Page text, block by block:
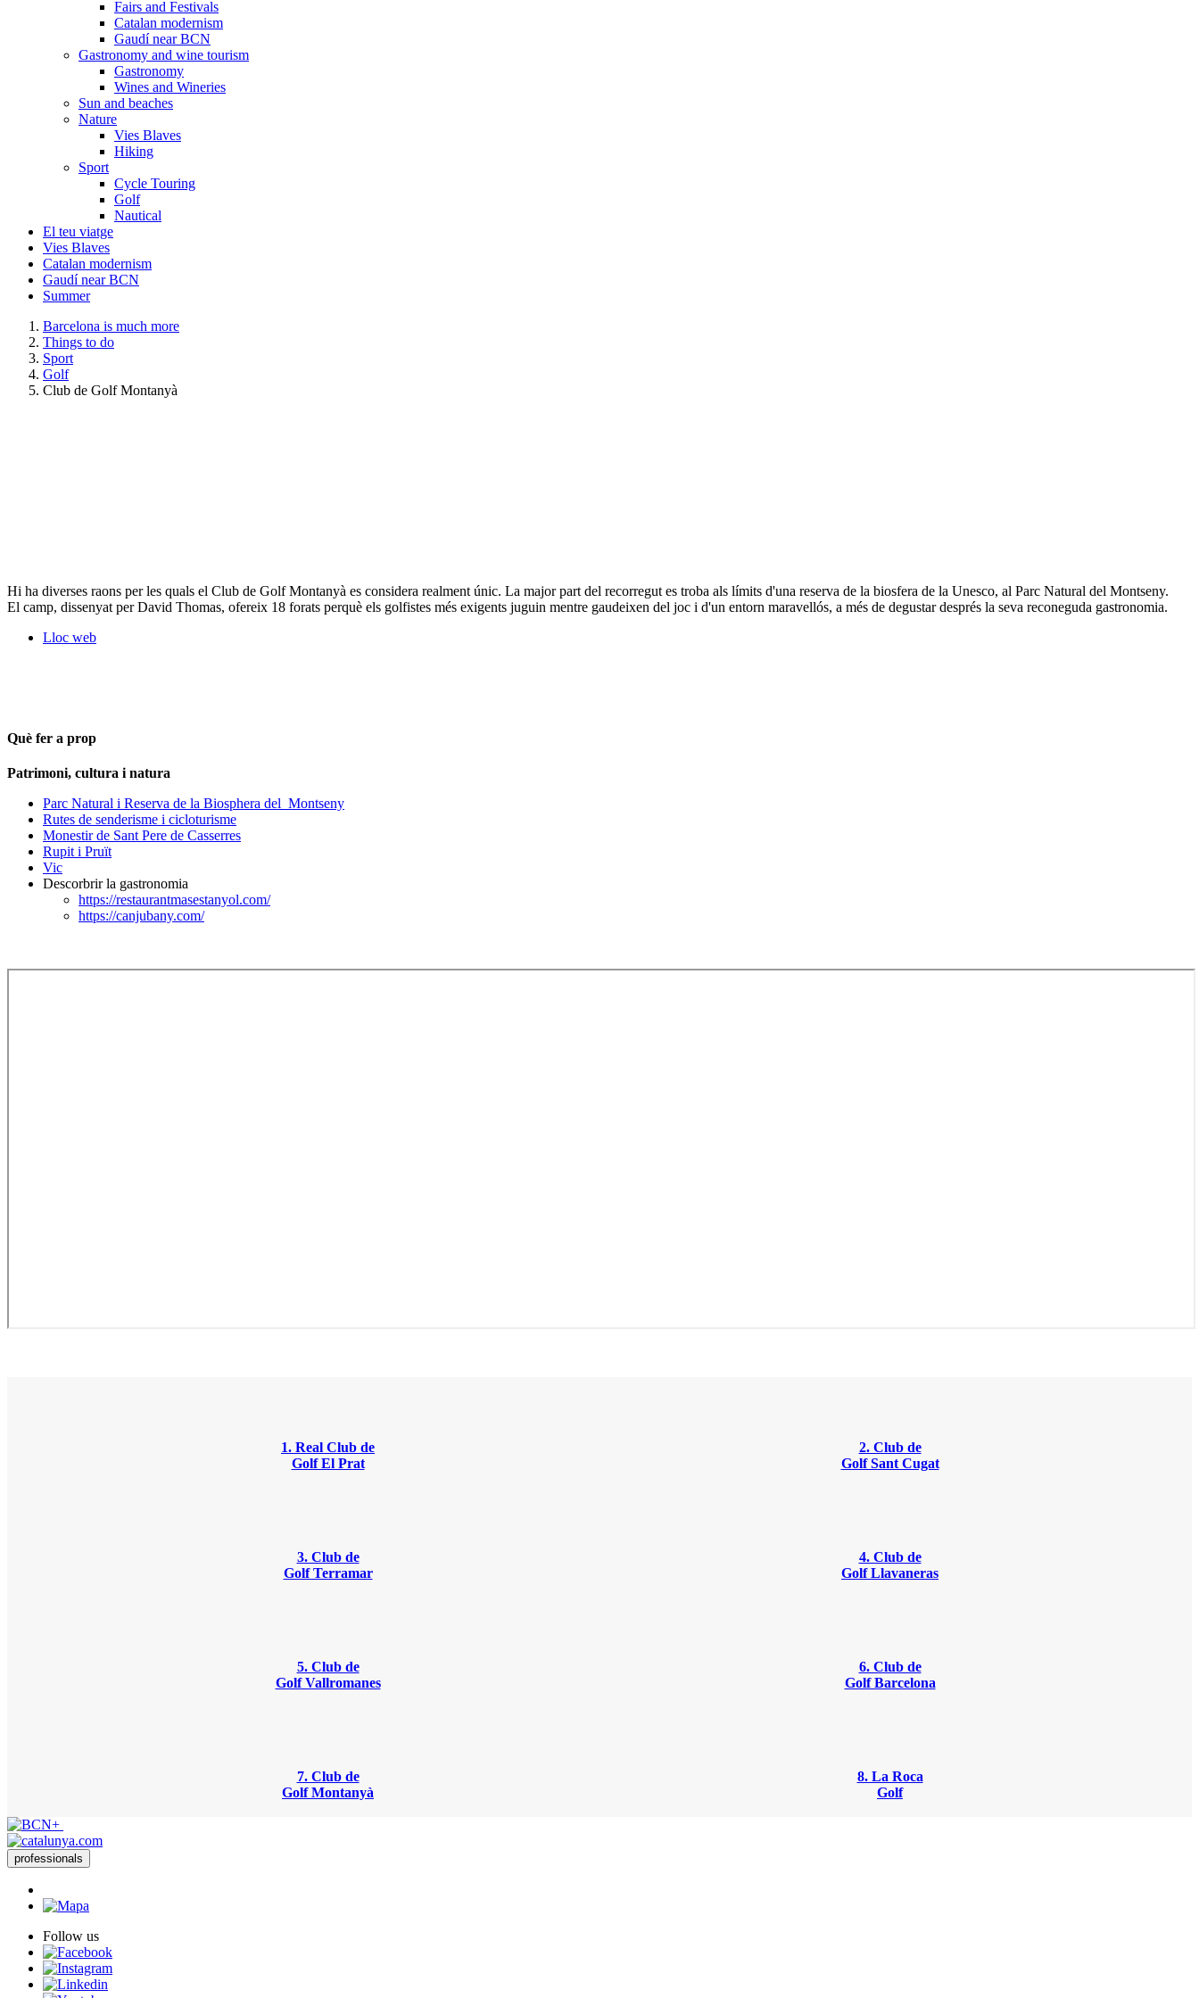
Fairs and Festivals
Catalan modernism
Gaudí near BCN
Gastronomy and wine tourism
Gastronomy
Wines and Wineries
Sun and beaches
Nature
Vies Blaves
Hiking
Sport
Cycle Touring
Golf
Nautical
El teu viatge
Vies Blaves
Catalan modernism
Gaudí near BCN
Summer
Barcelona is much more
Things to do
Sport
Golf
Club de Golf Montanyà
Hi ha diverses raons per les quals el Club de Golf Montanyà es considera realment únic. La major part del recorregut es troba als límits d'una reserva de la biosfera de la Unesco, al Parc Natural del Montseny.
El camp, dissenyat per David Thomas, ofereix 18 forats perquè els golfistes més exigents juguin mentre gaudeixen del joc i d'un entorn maravellós, a més de degustar després la seva reconeguda gastronomia.
Lloc web
Què fer a prop
Patrimoni, cultura i natura
Parc Natural i Reserva de la Biosphera del Montseny
Rutes de senderisme i cicloturisme
Monestir de Sant Pere de Casserres
Rupit i Pruït
Vic
Descorbrir la gastronomia
https://restaurantmasestanyol.com/
https://canjubany.com/
1. Real Club de
Golf El Prat
2. Club de
Golf Sant Cugat
3. Club de
Golf Terramar
4. Club de
Golf Llavaneras
5. Club de
Golf Vallromanes
6. Club de
Golf Barcelona
7. Club de
Golf Montanyà
8. La Roca
Golf
professionals
Follow us